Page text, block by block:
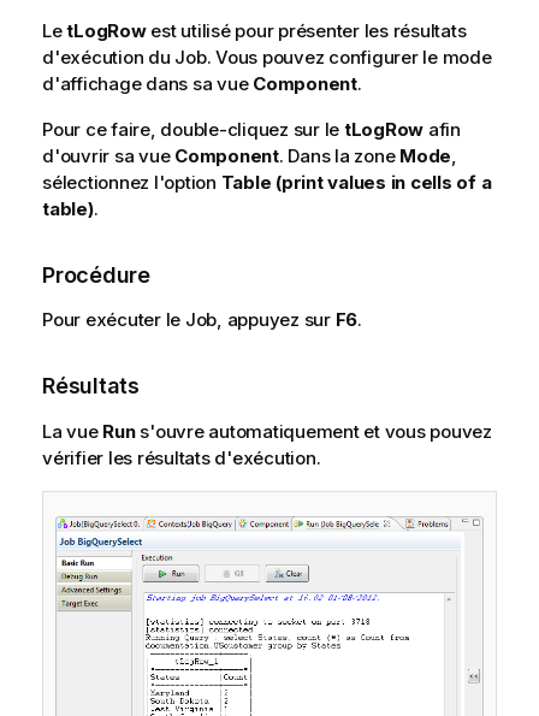
LetLogRowest utilisé pour présenter les résultats
d'exécution du Job. Vous pouvez configurer le mode
d'affichage dans sa vue Component.
Pour ce faire, double-cliquez sur le tLogRow afin
d'ouvrir sa vue Component. Dans la zone Mode,
sélectionnez l'option Table (print values in cells of a
table).
Procédure
Pour exécuter le Job, appuyez sur F6.
Résultats
La vue Runs'ouvre automatiquement et vous pouvez
vérifier les résultats d'exécution.